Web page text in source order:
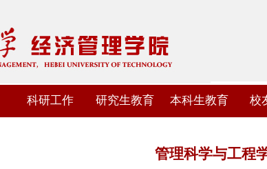
科研工作 研究生教育 本科生教育 校
管理科学与工程